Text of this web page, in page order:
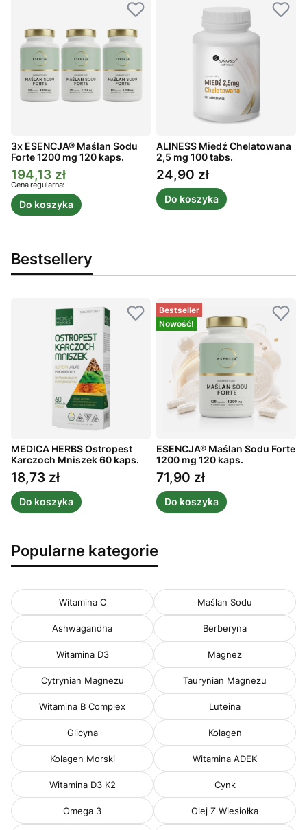
3x ESENCJA® Maślan Sodu
Forte 1200 mg 120 kaps.
Cena promocyjna
194,13 zł
Cena regularna:
Do koszyka
ALINESS Miedź Chelatowana
2,5 mg 100 tabs.
Cena
24,90 zł
Do koszyka
Bestsellery
MEDICA HERBS Ostropest
Karczoch Mniszek 60 kaps.
Cena
18,73 zł
Do koszyka
Bestseller
Nowość!
ESENCJA® Maślan Sodu Forte
1200 mg 120 kaps.
Cena
71,90 zł
Do koszyka
Popularne kategorie
Witamina C Maślan Sodu
Ashwagandha Berberyna
Witamina D3 Magnez
Cytrynian Magnezu Taurynian Magnezu
Witamina B Complex Luteina
Glicyna Kolagen
Kolagen Morski Witamina ADEK
Witamina D3 K2 Cynk
Omega 3 Olej Z Wiesiołka